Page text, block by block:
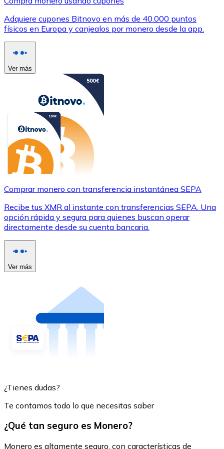
Adquiere cupones Bitnovo en más de 40.000 puntos
físicos en Europa y canjealos por monero desde la app.
Ver más
Comprar monero con transferencia instantánea SEPA
Recibe tus XMR al instante con transferencias SEPA. Una
opción rápida y segura para quienes buscan operar
directamente desde su cuenta bancaria.
Ver más
¿Tienes dudas?
Te contamos todo lo que necesitas saber
¿Qué tan seguro es Monero?
Monero es altamente seguro, con características de